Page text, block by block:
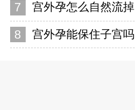
7 宫外孕怎么自然流掉
8 宫外孕能保住子宫吗